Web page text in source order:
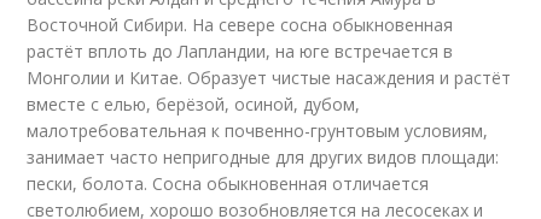
Восточной Сибири. На севере сосна обыкновенная
растёт вплоть до Лапландии, на юге встречается в
Монголии и Китае. Образует чистые насаждения и растёт
вместе с елью, берёзой, осиной, дубом,
малотребовательная к почвенно-грунтовым условиям,
занимает часто непригодные для других видов площади:
пески, болота. Сосна обыкновенная отличается
светолюбием, хорошо возобновляется на лесосеках и